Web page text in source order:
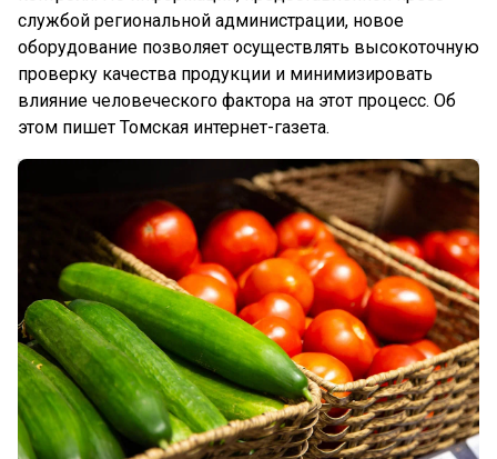
службой региональной администрации, новое
оборудование позволяет осуществлять высокоточную
проверку качества продукции и минимизировать
влияние человеческого фактора на этот процесс. Об
этом пишет Томская интернет-газета.